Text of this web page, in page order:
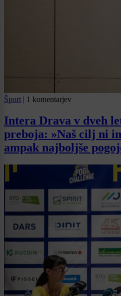
Šport | 1 komentarjev
Intera Drava v dveh
preboja: »Naš cilj ni
ampak najboljše